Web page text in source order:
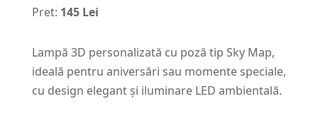
Pret: 145 Lei
Lampă 3D personalizată cu poză tip Sky Map,
ideală pentru aniversări sau momente speciale,
cu design elegant și iluminare LED ambientală.